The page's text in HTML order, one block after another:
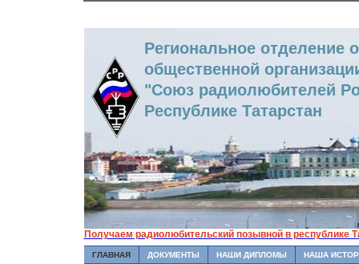
Региональное отделение
общественной
"Союз радиолюбителей
Республике Татарстан
Получаем радиолюбительский позывной в республике
ГЛАВНАЯ ДОКУМЕНТЫ НАШИ ДИПЛОМЫ НАША